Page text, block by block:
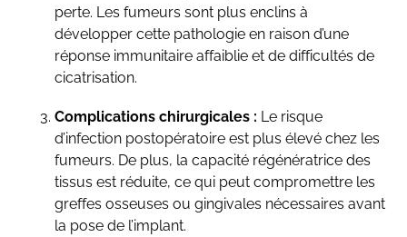
perte. Les fumeurs sont plus enclins à
développer cette pathologie en raison d’une
réponse immunitaire affaiblie et de difficultés de
cicatrisation.
Complications chirurgicales : Le risque
d’infection postopératoire est plus élevé chez les
fumeurs. De plus, la capacité régénératrice des
tissus est réduite, ce qui peut compromettre les
greffes osseuses ou gingivales nécessaires avant
la pose de l’implant.